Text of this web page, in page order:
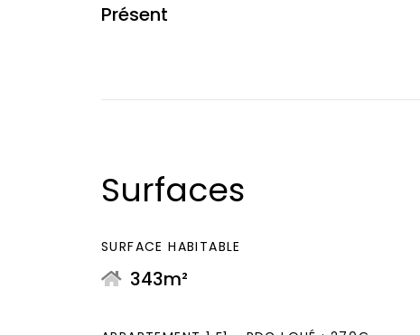
Présent
Surfaces
SURFACE HABITABLE
343m²